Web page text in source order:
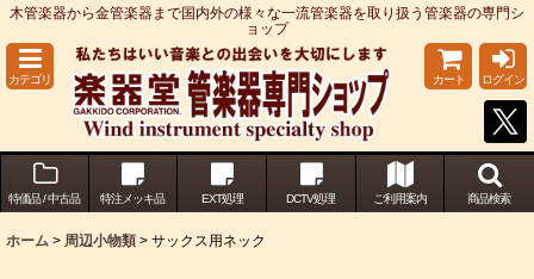
木管楽器から金管楽器まで国内外の様々な一流管楽器を取り扱う管楽器の専門シ
ョップ
カテゴリ カート ログイン
特価品 / 中古品 特注メッキ品 EXT処理 DCTV処理 ご利用案内 商品検索
ホーム > 周辺小物類 > サックス用ネック